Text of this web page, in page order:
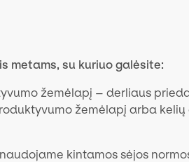
metams, su kuriuo galėsite:
žemėlapį – derliaus
žemėlapį arba
kintamos sėjos